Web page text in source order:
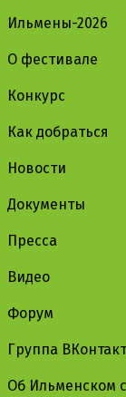
Ильмены-2026
О фестивале
Конкурс
Как добраться
Новости
Документы
Пресса
Видео
Форум
Группа
Об Ильменском